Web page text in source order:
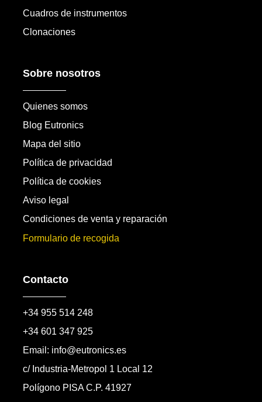
Cuadros de instrumentos
Clonaciones
Sobre nosotros
Quienes somos
Blog Eutronics
Mapa del sitio
Política de privacidad
Política de cookies
Aviso legal
Condiciones de venta y reparación
Formulario de recogida
Contacto
+34 955 514 248
+34 601 347 925
Email: info@eutronics.es
c/ Industria-Metropol 1 Local 12
Polígono PISA C.P. 41927